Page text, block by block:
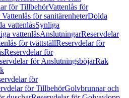
för TillbehörVattenlås för
för sanitärenheterDolda
vattenlåsSynliga
vattenlåsAnslutningarReservdelar
för tvättställReservdelar för
Reservdelar för
för AnslutningsböjarRak
för
för TillbehörGolvbrunnar och